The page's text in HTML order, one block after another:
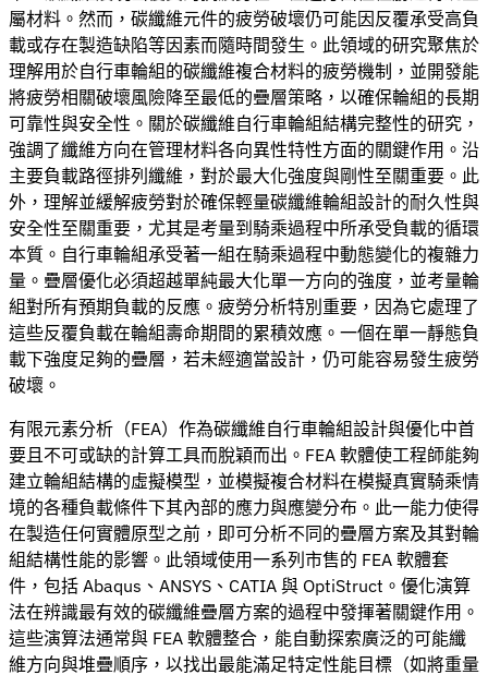
屬材料。然而，碳纖維元件的疲勞破壞仍可能因反覆承受高負
載或存在製造缺陷等因素而隨時間發生。此領域的研究聚焦於
理解用於自行車輪組的碳纖維複合材料的疲勞機制，並開發能
將疲勞相關破壞風險降至最低的疊層策略，以確保輪組的長期
可靠性與安全性。關於碳纖維自行車輪組結構完整性的研究，
強調了纖維方向在管理材料各向異性特性方面的關鍵作用。沿
主要負載路徑排列纖維，對於最大化強度與剛性至關重要。此
外，理解並緩解疲勞對於確保輕量碳纖維輪組設計的耐久性與
安全性至關重要，尤其是考量到騎乘過程中所承受負載的循環
本質。自行車輪組承受著一組在騎乘過程中動態變化的複雜力
量。疊層優化必須超越單純最大化單一方向的強度，並考量輪
組對所有預期負載的反應。疲勞分析特別重要，因為它處理了
這些反覆負載在輪組壽命期間的累積效應。一個在單一靜態負
載下強度足夠的疊層，若未經適當設計，仍可能容易發生疲勞
破壞。
有限元素分析（FEA）作為碳纖維自行車輪組設計與優化中首
要且不可或缺的計算工具而脫穎而出。FEA 軟體使工程師能夠
建立輪組結構的虛擬模型，並模擬複合材料在模擬真實騎乘情
境的各種負載條件下其內部的應力與應變分布。此一能力使得
在製造任何實體原型之前，即可分析不同的疊層方案及其對輪
組結構性能的影響。此領域使用一系列市售的 FEA 軟體套
件，包括 Abaqus、ANSYS、CATIA 與 OptiStruct。優化演算
法在辨識最有效的碳纖維疊層方案的過程中發揮著關鍵作用。
這些演算法通常與 FEA 軟體整合，能自動探索廣泛的可能纖
維方向與堆疊順序，以找出最能滿足特定性能目標（如將重量